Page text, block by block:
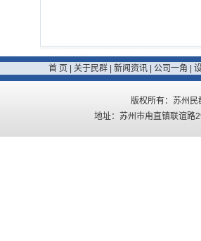
首 页 关于民群 新闻资讯 公司一角
版权所有：苏州
地址：苏州市甪直镇联谊